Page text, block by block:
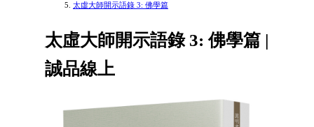
太虛大師開示語錄 3: 佛學篇
太虛大師開示語錄 3: 佛學篇 |
誠品線上